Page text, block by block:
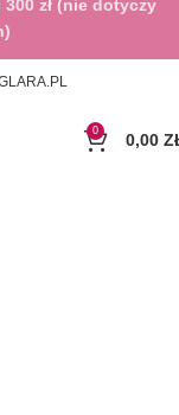
0 0,00
zł (nie dotyczy